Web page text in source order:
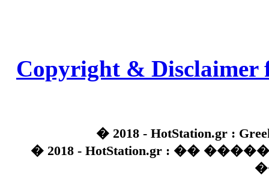
Copyright & Disclaimer
� 2018 - HotStation.gr :
� 2018 - HotStation.gr : ��